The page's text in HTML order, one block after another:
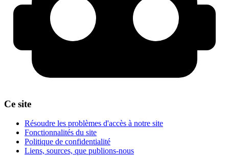
Ce site
Résoudre les problèmes d'accès à notre site
Fonctionnalités du site
Politique de confidentialité
Liens, sources, que publions-nous